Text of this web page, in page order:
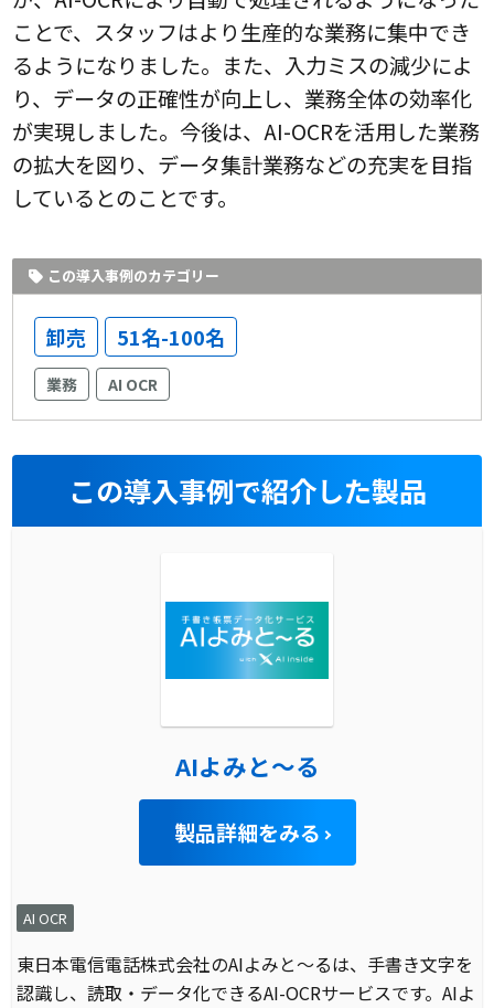
ことで、スタッフはより生産的な業務に集中でき
るようになりました。また、入力ミスの減少によ
り、データの正確性が向上し、業務全体の効率化
が実現しました。今後は、AI-OCRを活用した業務
の拡大を図り、データ集計業務などの充実を目指
しているとのことです。
この導入事例のカテゴリー
卸売 51名-100名
業務 AI OCR
この導入事例で紹介した製品
AIよみと～る
製品詳細をみる
AI OCR
東日本電信電話株式会社のAIよみと～るは、手書き文字を
認識し、読取・データ化できるAI-OCRサービスです。AIよ